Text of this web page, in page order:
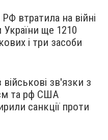
втратила на війні
України ще 1210
і три засоби
військові зв'язки з
та рф США
санкції проти